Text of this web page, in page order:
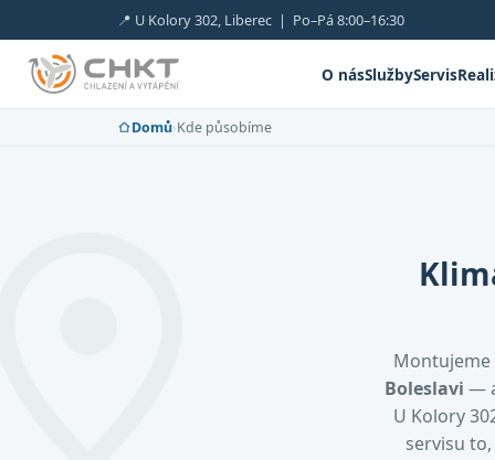
📍 U Kolory 302, Liberec | Po–Pá 8:00–16:30
O násSlužbyServis
Domů›Kde působíme
Boleslavi —
U Kolory
servisu